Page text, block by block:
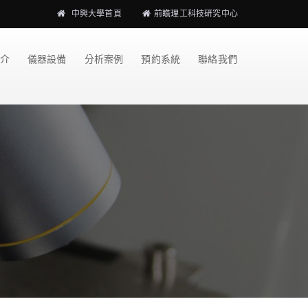
中興大學首頁 前瞻理工科技研究中心
儀器設備 分析案例 預約系統 聯絡我們